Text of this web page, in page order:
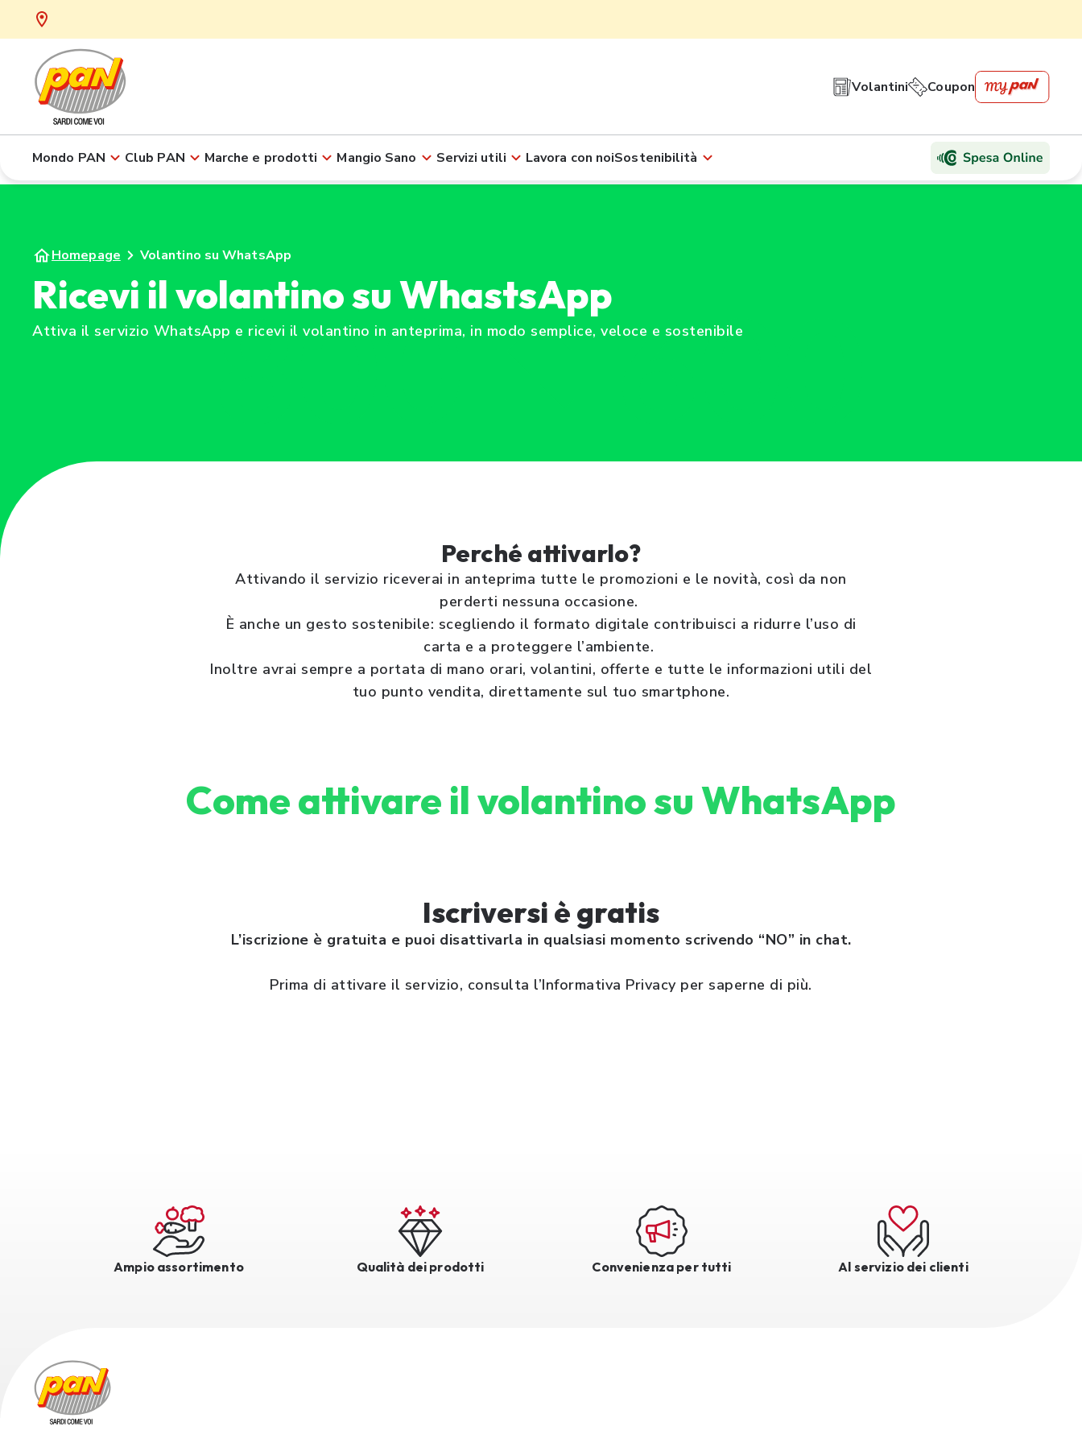
Volantini Coupon
Mondo PAN Club PAN Marche e prodotti Mangio Sano Servizi utili Lavora con noiSostenibilità
Homepage Volantino su WhatsApp
Ricevi il volantino su WhastsApp
Attiva il servizio WhatsApp e ricevi il volantino in anteprima, in modo semplice, veloce e sostenibile
Perché attivarlo?
Attivando il servizio riceverai in anteprima tutte le promozioni e le novità, così da non
perderti nessuna occasione.
È anche un gesto sostenibile: scegliendo il formato digitale contribuisci a ridurre l’uso di
carta e a proteggere l’ambiente.
Inoltre avrai sempre a portata di mano orari, volantini, offerte e tutte le informazioni utili del
tuo punto vendita, direttamente sul tuo smartphone.
Come attivare il volantino su WhatsApp
Iscriversi è gratis
L’iscrizione è gratuita e puoi disattivarla in qualsiasi momento scrivendo “NO” in chat.
Prima di attivare il servizio, consulta l’Informativa Privacy per saperne di più.
Ampio assortimento Qualità dei prodotti Convenienza per tutti Al servizio dei clienti